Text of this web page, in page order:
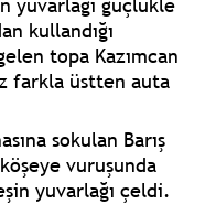
kullandığı
topa Kazımcan
farkla üstten auta
sokulan Barış
vuruşunda
yuvarlağı çeldi.